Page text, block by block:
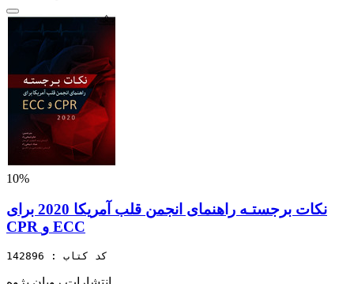
10%
نکات برجستـه راهنمای انجمن قلب آمریکا 2020 برای
CPR و ECC
کد کتاب : 142896